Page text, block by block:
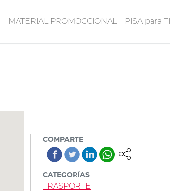
MATERIAL PROMOCCIONAL PISA para TI
COMPARTE
CATEGORÍAS
TRASPORTE